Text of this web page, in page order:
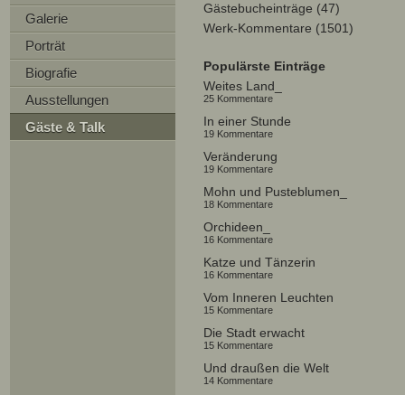
Galerie
Porträt
Biografie
Ausstellungen
Gäste & Talk
Gästebucheinträge (47)
Werk-Kommentare (1501)
Populärste Einträge
Weites Land_
25 Kommentare
In einer Stunde
19 Kommentare
Veränderung
19 Kommentare
Mohn und Pusteblumen_
18 Kommentare
Orchideen_
16 Kommentare
Katze und Tänzerin
16 Kommentare
Vom Inneren Leuchten
15 Kommentare
Die Stadt erwacht
15 Kommentare
Und draußen die Welt
14 Kommentare